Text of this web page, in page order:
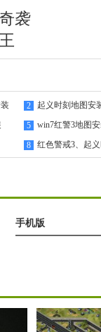
袭
2 起义时刻地图安
5 win7红警3地图
8
红色警戒3、起
手机版